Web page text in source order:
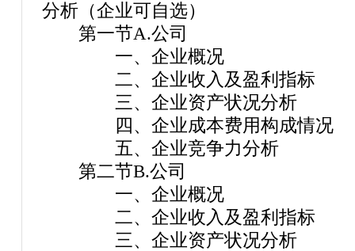
分析（企业可自选）
第一节A.公司
一、企业概况
二、企业收入及盈利指标
三、企业资产状况分析
四、企业成本费用构成情况
五、企业竞争力分析
第二节B.公司
一、企业概况
二、企业收入及盈利指标
三、企业资产状况分析